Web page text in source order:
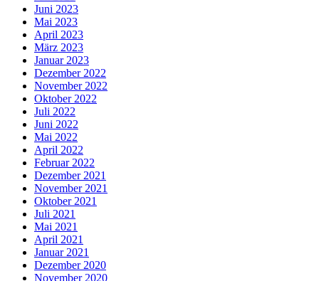
Juni 2023
Mai 2023
April 2023
März 2023
Januar 2023
Dezember 2022
November 2022
Oktober 2022
Juli 2022
Juni 2022
Mai 2022
April 2022
Februar 2022
Dezember 2021
November 2021
Oktober 2021
Juli 2021
Mai 2021
April 2021
Januar 2021
Dezember 2020
November 2020